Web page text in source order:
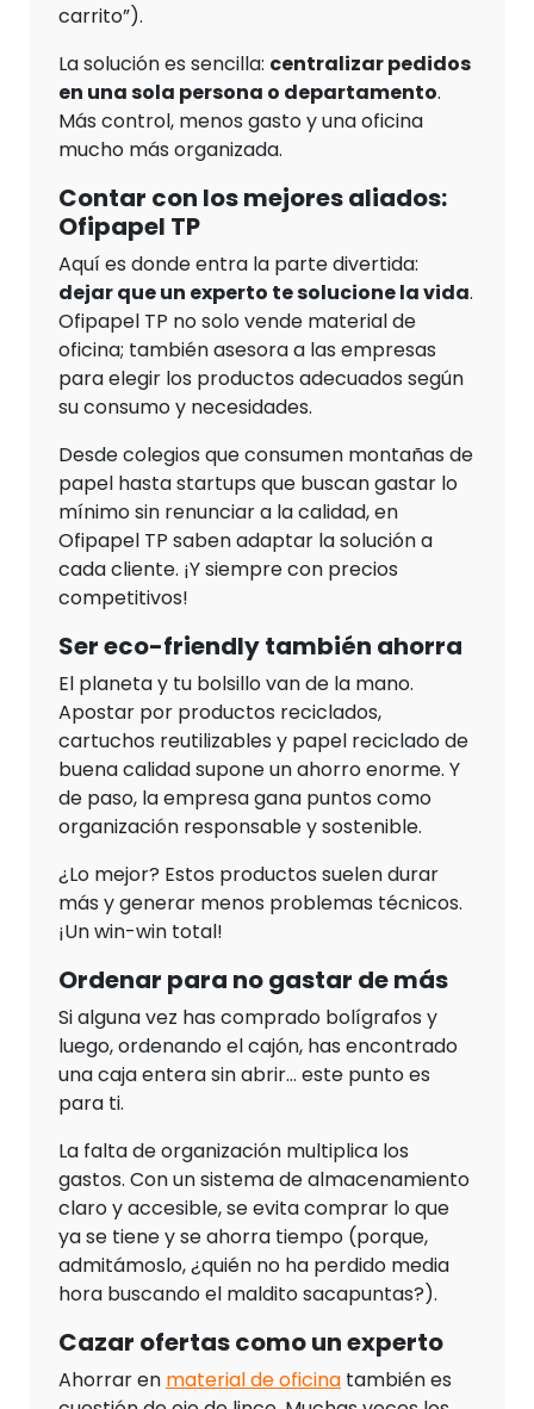
carrito”).
La solución es sencilla: centralizar pedidos
en una sola persona o departamento.
Más control, menos gasto y una oficina
mucho más organizada.
Contar con los mejores aliados:
Ofipapel TP
Aquí es donde entra la parte divertida:
dejar que un experto te solucione la vida.
Ofipapel TP no solo vende material de
oficina; también asesora a las empresas
para elegir los productos adecuados según
su consumo y necesidades.
Desde colegios que consumen montañas de
papel hasta startups que buscan gastar lo
mínimo sin renunciar a la calidad, en
Ofipapel TP saben adaptar la solución a
cada cliente. ¡Y siempre con precios
competitivos!
Ser eco-friendly también ahorra
El planeta y tu bolsillo van de la mano.
Apostar por productos reciclados,
cartuchos reutilizables y papel reciclado de
buena calidad supone un ahorro enorme. Y
de paso, la empresa gana puntos como
organización responsable y sostenible.
¿Lo mejor? Estos productos suelen durar
más y generar menos problemas técnicos.
¡Un win-win total!
Ordenar para no gastar de más
Si alguna vez has comprado bolígrafos y
luego, ordenando el cajón, has encontrado
una caja entera sin abrir… este punto es
para ti.
La falta de organización multiplica los
gastos. Con un sistema de almacenamiento
claro y accesible, se evita comprar lo que
ya se tiene y se ahorra tiempo (porque,
admitámoslo, ¿quién no ha perdido media
hora buscando el maldito sacapuntas?).
Cazar ofertas como un experto
Ahorrar en material de oficina también es